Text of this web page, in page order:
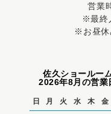
営業
※最終
※お昼休
佐久ショールー
2026年8月の営業
日 月 火 水 木 金